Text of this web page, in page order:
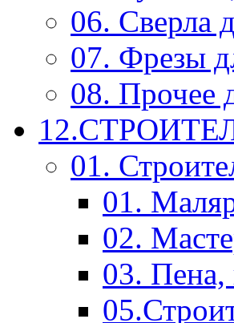
06. Сверла
07. Фрезы
08. Прочее
01.
01.
02.
03. Пена,